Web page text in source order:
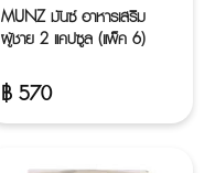
MUNZ มันซ์ อาหารเสริม
ผู้ชาย 2 แคปซูล (แพ็ค 6)
฿570